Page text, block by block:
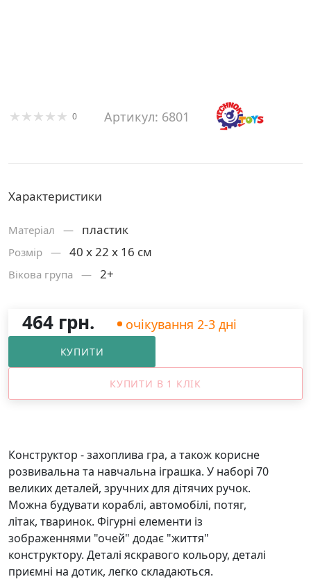
0 Артикул: 6801
Характеристики
Матерiал — пластик
Розмiр — 40 х 22 х 16 см
Вікова група — 2+
464 грн. очікування 2-3 дні
КУПИТИ
КУПИТИ В 1 КЛІК
Конструктор -захоплива гра, а також корисне
розвивальна та навчальна іграшка. У наборі 70
великих деталей, зручних для дітячих ручок.
Можна будувати кораблі, автомобілі, потяг,
літак, тваринок. Фігурні елементи із
зображеннями "очей" додає "життя"
конструктору. Деталі яскравого кольору, деталі
приємні на дотик, легко складаються.